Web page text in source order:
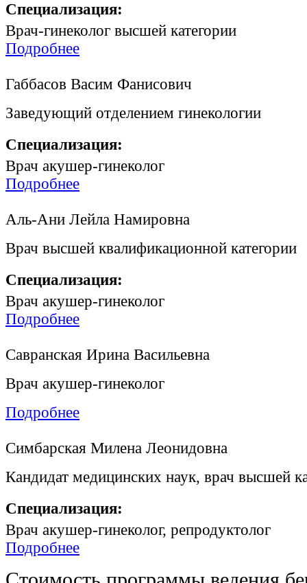
Специализация:
Врач-гинеколог высшей категории
Подробнее
Габбасов Васим Фанисович
Заведующий отделением гинекологии
Специализация:
Врач акушер-гинеколог
Подробнее
Аль-Ани Лейла Намировна
Врач высшей квалификационной категории
Специализация:
Врач акушер-гинеколог
Подробнее
Савранская Ирина Васильевна
Врач акушер-гинеколог
Подробнее
Симбарская Милена Леонидовна
Кандидат медицинских наук, врач высшей
Специализация:
Врач акушер-гинеколог, репродуктолог
Подробнее